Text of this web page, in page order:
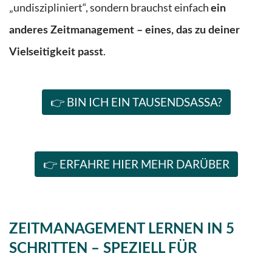
„undiszipliniert“, sondern brauchst einfach ein
anderes Zeitmanagement – eines, das zu deiner
Vielseitigkeit passt.
👉 BIN ICH EIN TAUSENDSASSA?
👉 ERFAHRE HIER MEHR DARÜBER
ZEITMANAGEMENT LERNEN IN 5
SCHRITTEN – SPEZIELL FÜR